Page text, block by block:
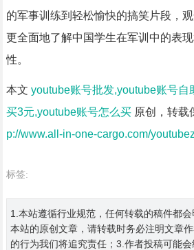
的军事训练到轻松愉快的搞笑片段，
更全面地了解中国学生在军训中的表
性。
本文 youtube账号批发,youtube账号自
买3元,youtube账号怎么买原创，转载
p://www.all-in-one-cargo.com/
标签:
1.本站遵循行业规范，任何转载的稿件都
本站的原创文章，请转载时务必注明文章
的行为我们将追究责任；3.作者投稿可能会